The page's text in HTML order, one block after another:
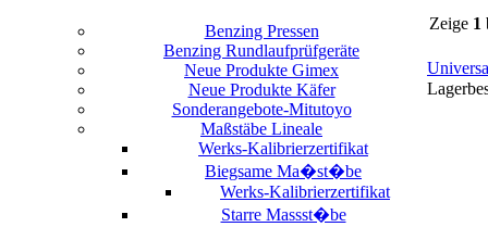
Benzing Pressen
Benzing Rundlaufprüfgeräte
Neue Produkte Gimex
Neue Produkte Käfer
Sonderangebote-Mitutoyo
Maßstäbe Lineale
Werks-Kalibrierzertifikat
Biegsame Ma�st�be
Werks-Kalibrierzertifikat
Starre Massst�be
Zeige 1